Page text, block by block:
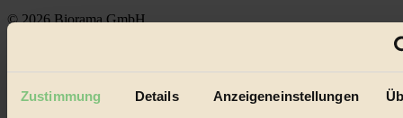
Zustimmung Details Anzeigeneinstellungen
© 2026 Biorama GmbH